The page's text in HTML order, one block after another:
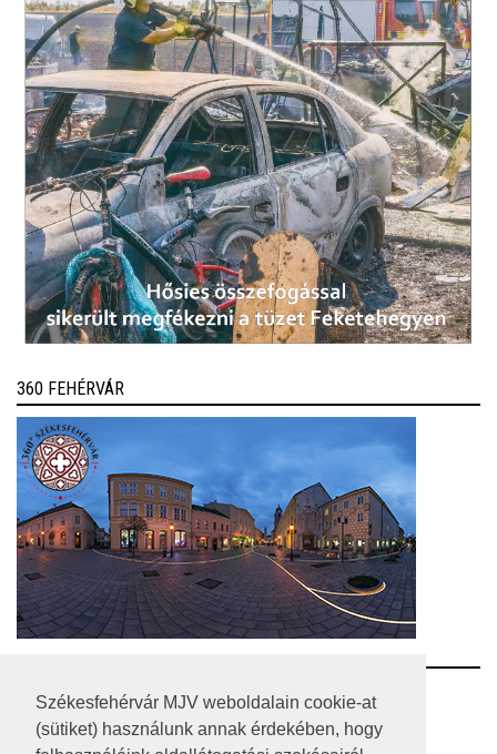
Székesfehérvár MJV weboldalain cookie-at
(sütiket) használunk annak érdekében, hogy
360 FEHÉRVÁR
RSS
A HONLAP 2017.03.31-I ÁLLAPOTA